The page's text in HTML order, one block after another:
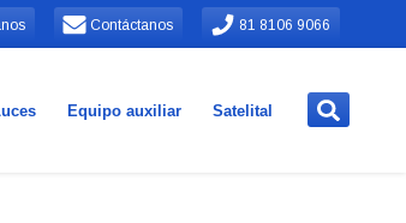
Contáctanos 81 8106 9066
Equipo auxiliar Satelital